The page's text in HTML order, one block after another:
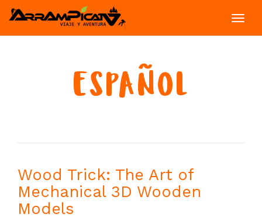
ESPAÑOL
Wood Trick: The Art of
Mechanical 3D Wooden
Models